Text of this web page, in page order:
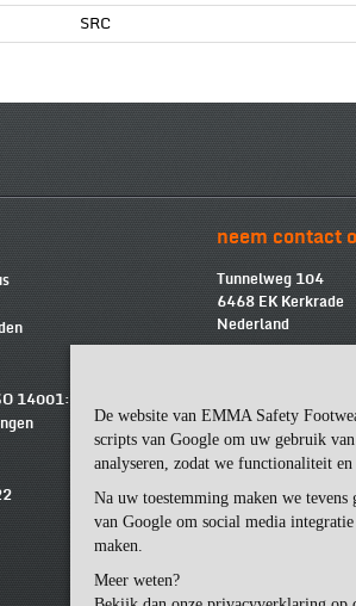
De website van EMMA Safety
scripts van Google om uw gebruik
analyseren, zodat we functionaliteit
Na uw toestemming maken we
van Google om social media
maken.
Meer weten?
SRC
14001:2015
neem contact
Tunnelweg 104
6468 EK Kerkrade
Nederland
Emma Safety
BTW -nummer:
KvK-nummer: